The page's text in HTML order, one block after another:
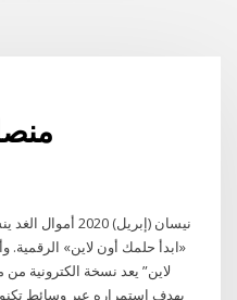
«ابدأ حلمك أون لاين» الرقمية.
لاين” يعد نسخة الكترونية
بهدف استمراره عبر وسائط